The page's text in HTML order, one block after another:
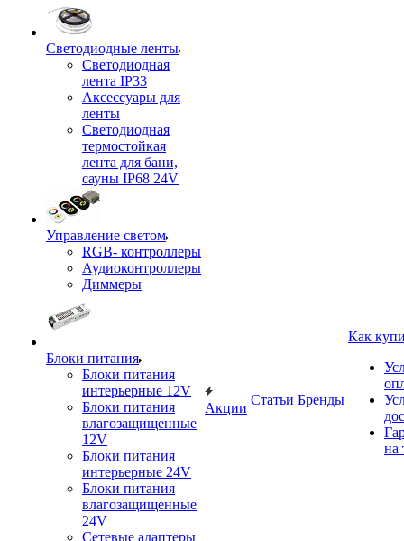
Светодиодные ленты
Светодиодная
лента IP33
Аксессуары для
ленты
Светодиодная
термостойкая
лента для бани,
сауны IP68 24V
Управление светом
RGB- контроллеры
Аудиоконтроллеры
Диммеры
Блоки питания
Блоки питания
интерьерные 12V
Блоки питания
влагозащищенные
12V
Блоки питания
интерьерные 24V
Блоки питания
влагозащищенные
24V
Сетевые адаптеры
Акции
Статьи Бренды
Как
на